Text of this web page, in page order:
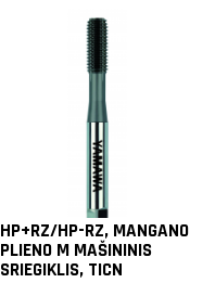
HP+RZ/HP-RZ, MANGANO
PLIENO M MAŠININIS
SRIEGIKLIS, TICN